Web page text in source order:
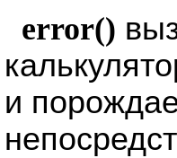
error()
и